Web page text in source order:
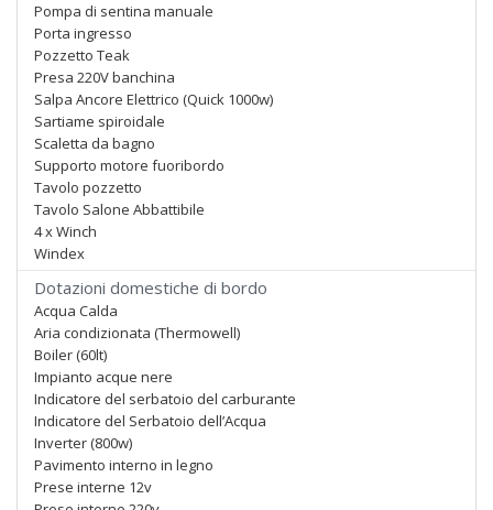
Pompa di sentina manuale
Porta ingresso
Pozzetto Teak
Presa 220V banchina
Salpa Ancore Elettrico (Quick 1000w)
Sartiame spiroidale
Scaletta da bagno
Supporto motore fuoribordo
Tavolo pozzetto
Tavolo Salone Abbattibile
4 x Winch
Windex
Dotazioni domestiche di bordo
Acqua Calda
Aria condizionata (Thermowell)
Boiler (60lt)
Impianto acque nere
Indicatore del serbatoio del carburante
Indicatore del Serbatoio dell’Acqua
Inverter (800w)
Pavimento interno in legno
Prese interne 12v